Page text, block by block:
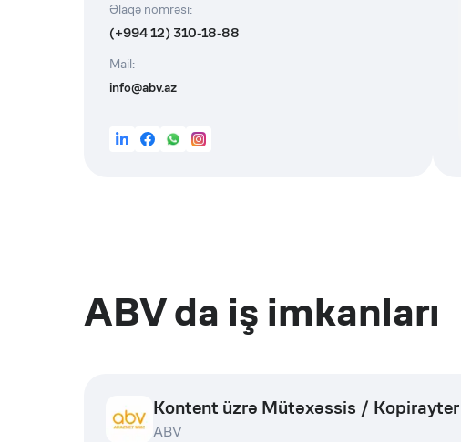
Əlaqə nömrəsi:
(+994 12) 310-18-88
Mail:
info@abv.az
ABVda iş imkanları
Kontent üzrə Mütəxəssis / Kopirayter
ABV